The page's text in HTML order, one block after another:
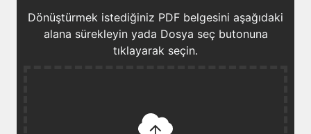
Dönüştürmek istediğiniz PDF belgesini aşağıdaki
alana sürekleyin yada Dosya seç butonuna
tıklayarak seçin.